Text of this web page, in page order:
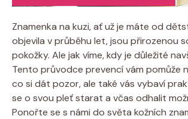
Znamenka na kuzi, ať už je máte od
objevila v průběhu let, jsou přirozenou
pokožky. Ale jak víme, kdy je důležité
Tento průvodce prevencí vám pomůže
co si dát pozor, ale také vás vybaví
se o svou pleť starat a včas odhalit
Ponořte se s námi do světa kožních